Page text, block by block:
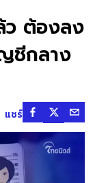
ต้องลง
ชีกลาง
แชร์